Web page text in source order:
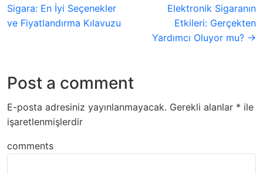
Sigara: En İyi Seçenekler
ve Fiyatlandırma Kılavuzu
Elektronik Sigaranın
Etkileri: Gerçekten
Yardımcı Oluyor mu? →
Post a comment
E-posta adresiniz yayınlanmayacak. Gerekli alanlar * ile
işaretlenmişlerdir
comments